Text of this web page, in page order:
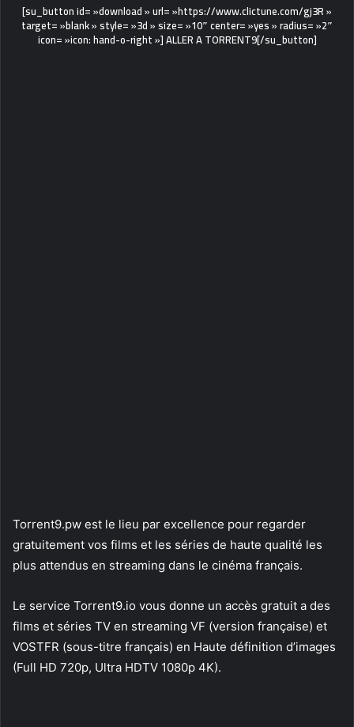
[su_button id= »download » url= »https://www.clictune.com/gj3R »
target= »blank » style= »3d » size= »10″ center= »yes » radius= »2″
icon= »icon: hand-o-right »] ALLER A TORRENT9[/su_button]
Torrent9.pw est le lieu par excellence pour regarder
gratuitement vos films et les séries de haute qualité les
plus attendus en streaming dans le cinéma français.
Le service Torrent9.io vous donne un accès gratuit a des
films et séries TV en streaming VF (version française) et
VOSTFR (sous-titre français) en Haute définition d’images
(Full HD 720p, Ultra HDTV 1080p 4K).